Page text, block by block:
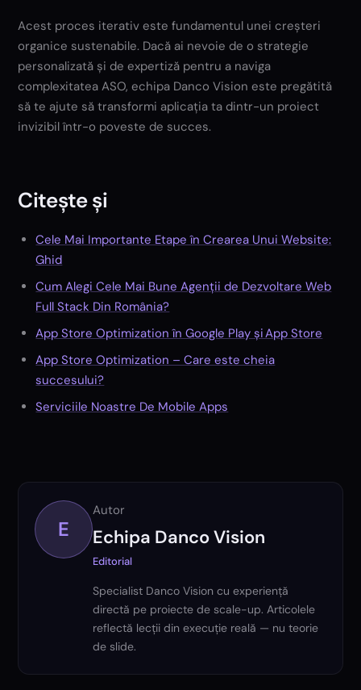
Acest proces iterativ este fundamentul unei creșteri
organice sustenabile. Dacă ai nevoie de o strategie
personalizată și de expertiză pentru a naviga
complexitatea ASO, echipa Danco Vision este pregătită
să te ajute să transformi aplicația ta dintr-un proiect
invizibil într-o poveste de succes.
Citește și
Cele Mai Importante Etape în Crearea Unui Website:
Ghid
Cum Alegi Cele Mai Bune Agenții de Dezvoltare Web
Full Stack Din România?
App Store Optimization în Google Play și App Store
App Store Optimization – Care este cheia
succesului?
Serviciile Noastre De Mobile Apps
E
Autor
Echipa Danco Vision
Editorial
Specialist Danco Vision cu experiență
directă pe proiecte de scale-up. Articolele
reflectă lecții din execuție reală — nu teorie
de slide.